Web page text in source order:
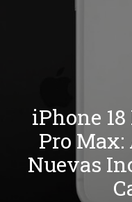
iPhone
Pro
Nuevas